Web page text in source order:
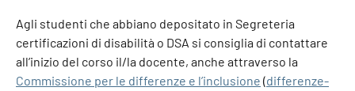
Agli studenti che abbiano depositato in Segreteria
certificazioni di disabilità o DSA si consiglia di contattare
all’inizio del corso il/la docente, anche attraverso la
Commissione per le differenze e l’inclusione (differenze-